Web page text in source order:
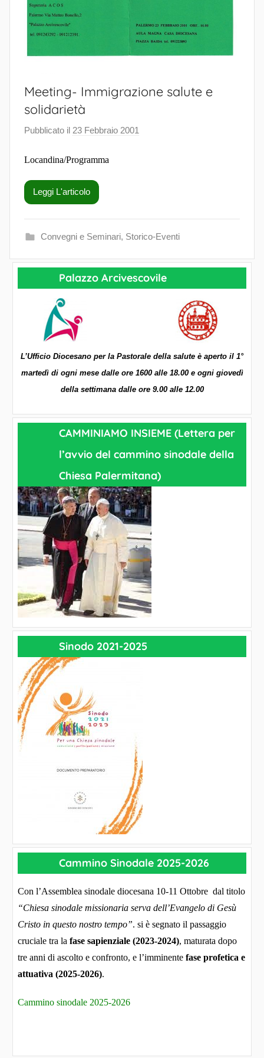
Meeting- Immigrazione salute e
solidarietà
Pubblicato il 23 Febbraio 2001
e
c
o
e
l
a
Locandina/Programma
Leggi L'articolo
Convegni e Seminari, Storico-Eventi
Palazzo Arcivescovile
L’Ufficio Diocesano per la Pastorale della salute è aperto il 1°
martedì di ogni mese dalle ore 1600 alle 18.00 e ogni giovedì
della settimana dalle ore 9.00 alle 12.00
CAMMINIAMO INSIEME (Lettera per
l’avvio del cammino sinodale della
Chiesa Palermitana)
Sinodo 2021-2025
Cammino Sinodale 2025-2026
Con l’Assemblea sinodale diocesana 10-11 Ottobre dal titolo
“Chiesa sinodale missionaria serva dell’Evangelo di Gesù
Cristo in questo nostro tempo”. si è segnato il passaggio
cruciale tra la fase sapienziale (2023-2024), maturata dopo
tre anni di ascolto e confronto, e l’imminente fase profetica e
attuativa (2025-2026).
Cammino sinodale 2025-2026